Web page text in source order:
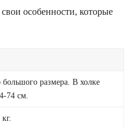
особенности, которые
размера. В холке
74 см.